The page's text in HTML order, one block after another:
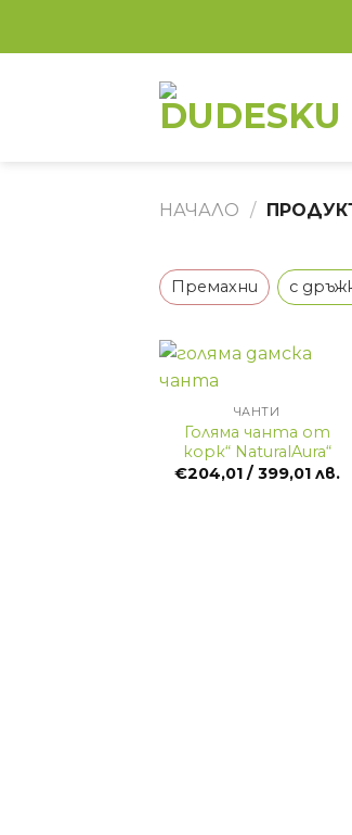
НАЧАЛО /
Премахни с
ЧАНТИ
Голяма чанта от
корк“ NaturalAura“
€204,01/ 399,01 лв.